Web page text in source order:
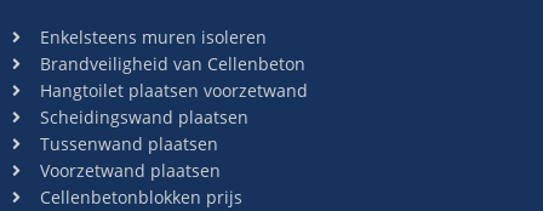
Enkelsteens muren isoleren
Brandveiligheid van Cellenbeton
Hangtoilet plaatsen voorzetwand
Scheidingswand plaatsen
Tussenwand plaatsen
Voorzetwand plaatsen
Cellenbetonblokken prijs